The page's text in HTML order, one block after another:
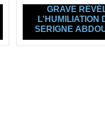
GRAVE
L'HUMILIATION
SERIGNE